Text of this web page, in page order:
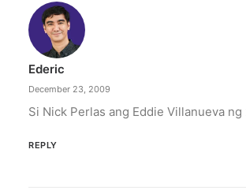
Ederic
December 23, 2009
Si Nick Perlas ang Eddie Villanueva ng
REPLY